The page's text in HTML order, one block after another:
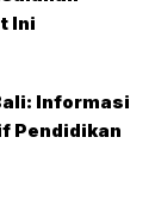
Ini
Informasi
Pendidikan